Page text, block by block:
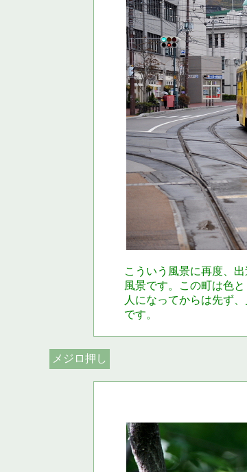
こういう風景に再度、
風景です。この町は色
人になってからは先ず
です。
メジロ押し